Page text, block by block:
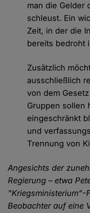
man die Gelder
schleust. Ein
Zeit, in der die
bereits bedroht
Zusätzlich
ausschließlich
von dem
Gruppen sollen
eingeschränkt
und
Trennung von
Angesichts der
Regierung – etwa
"Kriegsministerium"-
Beobachter auf eine